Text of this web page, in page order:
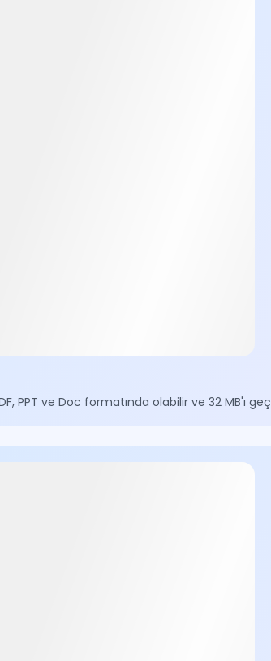
PPT ve Doc formatında olabilir ve 32 MB'ı